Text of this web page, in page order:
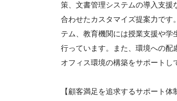
策、文書管理システムの導入支援
合わせたカスタマイズ提案力です
テム、教育機関には授業支援や
行っています。また、環境への配
オフィス環境の構築をサポートし
【顧客満足を追求するサポート体